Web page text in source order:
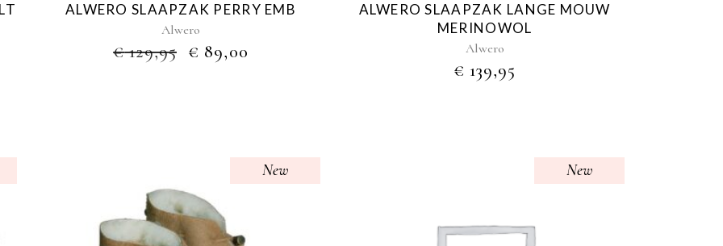
ALWERO SLAAPZAK PERRY EMB
Alwero
€129,95 OORSPRONKELIJKE
PRIJS
€ 89,00
op
de
productpagina
ALWERO SLAAPZAK LANGE MOUW
MERINOWOL
Alwero
€ 139,95
New New